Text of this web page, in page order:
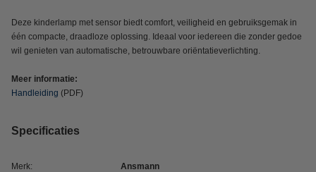
Deze kinderlamp met sensor biedt comfort, veiligheid en gebruiksgemak in
één compacte, draadloze oplossing. Ideaal voor iedereen die zonder gedoe
wil genieten van automatische, betrouwbare oriëntatieverlichting.
Meer informatie:
Handleiding (PDF)
Specificaties
Merk: Ansmann